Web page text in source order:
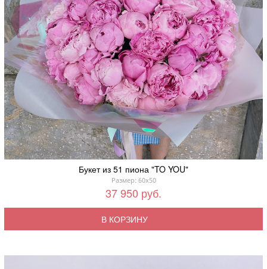
Букет из 51 пиона "TO YOU"
Размер: 60x50
37 950 руб.
В КОРЗИНУ